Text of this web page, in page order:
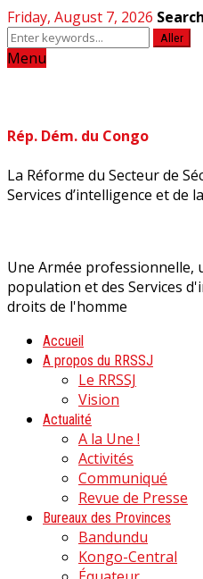
Friday, August 7, 2026 Search
Aller
Menu
Rép. Dém. du Congo
La Réforme du Secteur de
Services d’intelligence et de
Une Armée professionnelle,
population et des Services
droits de l'homme
Accueil
A propos du RRSSJ
Le RRSSJ
Vision
Actualité
A la Une !
Activités
Communiqué
Revue de Presse
Bureaux des Provinces
Bandundu
Kongo-Central